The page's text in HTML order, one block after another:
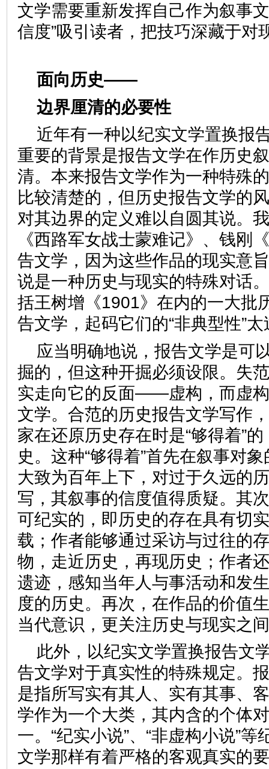
文学需要重新发挥自己作为叙事
信度”吸引读者，把技巧深藏于
面向历史——
边界厘清的必要性
近年有一种以纪实文学置换报
重要的背景是报告文学在作历史
清。本来报告文学作为一种特殊
比较清楚的，但历史报告文学的
对其边界的定义难以自圆其说。
《西路军女战士蒙难记》、钱刚
告文学，因为这些作品的现实意
说是一种历史与现实的特殊对话
括王树增《1901》在内的一大批
告文学，起码它们的“非典型
应当明确地说，报告文学是可
掘的，但这种开掘必须设限。失
实走向它的反面——虚构，而虚
文学。合范的历史报告文学写作
家在还原历史存在时是“够得着”
史。这种“够得着”首先在叙事对
大致为百年上下，对过于久远的
写，其叙事的信度值得质疑。其
可纪实的，即历史的存在具有切
载；作者能够通过采访与过往的
物，走近历史，再现历史；作者
遗迹，感知当年人与事活动和发
度的历史。再次，在作品的价值
当代意识，更关注历史与现实
此外，以纪实文学置换报告文
告文学对于真实性的特殊规定。
是指所写实有其人、实有其事、
学作为一个大类，其内含的个体
一。“纪实小说”、“非虚构小说”
文学那样有着严格的客观真实的